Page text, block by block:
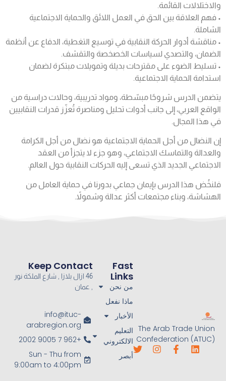
والاختلالات القائمة.
• فهم العلاقة بين الحق في العمل اللائق والحماية الاجتماعية
الشاملة.
• مناقشة أدوار الحركة النقابية في توسيع التغطية، الدفاع عن أنظمة
الضمان، والتصدي لسياسات الخصخصة والتقشف.
• تسليط الضوء على مقترحات بديلة وتمويلات مبتكرة لضمان
استدامة الحماية الاجتماعية.
يتضمن الدرس شروحًا مبسّطة، ومواد تدريبية، وحالات دراسية من
الواقع العربي، إلى جانب أدوات تحليل ومناصرة تُعزّز قدرات النقابيين
في هذا المجال.
إن النضال من أجل الحماية الاجتماعية هو نضال من أجل الكرامة
والعدالة والتماسك الاجتماعي، وهو جزء لا يتجزأ من العقد
الاجتماعي الجديد الذي تسعى إليه الحركات النقابية حول العالم.
فلنخُض هذا الدرس بإيمان جماعي بدورنا في حماية العامل من
الهشاشة، وبناء مجتمعات أكثر عدالة وشمولاً.
The Arab Trade Union
Confederation (ATUC)
Fast
Links
من نحن
ماذا نفعل
الأخبار
التعليم
الالكتروني
أبصر
Keep Contact
46 ازال بلازا , شارع الملكة نور
, عمان
info@ituc-
arabregion.org
+962 7 9005 2002
Sun - Thu from
9:00am to 4:00pm